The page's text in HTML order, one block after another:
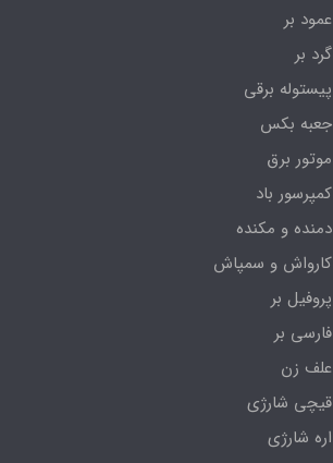
عمود بر
گرد بر
پیستوله برقی
جعبه بکس
موتور برق
کمپرسور باد
دمنده و مکنده
کارواش و سمپاش
پروفیل بر
فارسی بر
علف زن
قیچی شارژی
اره شارژی